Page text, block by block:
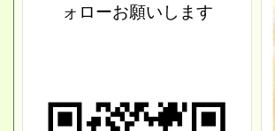
ォローお願いします